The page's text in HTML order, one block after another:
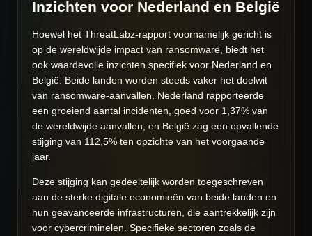
Inzichten voor Nederland en België
Hoewel het ThreatLabz-rapport voornamelijk gericht is
op de wereldwijde impact van ransomware, biedt het
ook waardevolle inzichten specifiek voor Nederland en
België. Beide landen worden steeds vaker het doelwit
van ransomware-aanvallen. Nederland rapporteerde
een groeiend aantal incidenten, goed voor 1,37% van
de wereldwijde aanvallen, en België zag een opvallende
stijging van 112,5% ten opzichte van het voorgaande
jaar.
Deze stijging kan gedeeltelijk worden toegeschreven
aan de sterke digitale economieën van beide landen en
hun geavanceerde infrastructuren, die aantrekkelijk zijn
voor cybercriminelen. Specifieke sectoren zoals de